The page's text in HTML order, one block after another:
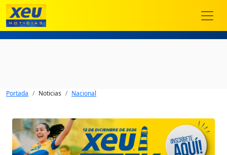
Portada Noticias Nacional